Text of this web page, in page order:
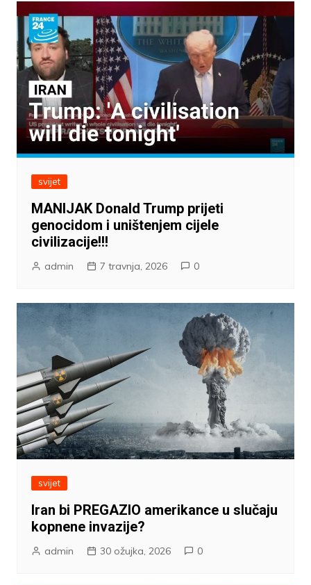
svijet
MANIJAK Donald Trump prijeti
genocidom i uništenjem cijele
civilizacije!!!
admin 7 travnja, 2026 0
svijet
Iran bi PREGAZIO amerikance u slučaju
kopnene invazije?
admin 30 ožujka, 2026 0